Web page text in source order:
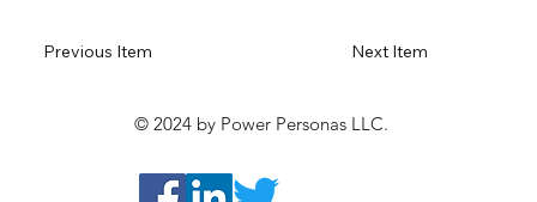
Next Item
Previous Item
© 2024 by Power Personas LLC.